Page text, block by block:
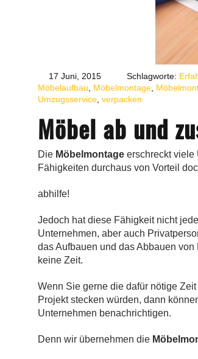
17 Juni, 2015 Schlagworte:
Möbelaufbau
Möbelmontage
Umzugsservice verpacken
Möbel ab und
Die Möbelmontage erschreckt viele
Fähigkeiten durchaus von Vorteil
abhilfe!
Jedoch hat diese Fähigkeit nicht
Unternehmen, aber auch
das Aufbauen und das Abbauen von
keine Zeit.
Wenn Sie gerne die dafür nötige
Projekt stecken würden, dann
Unternehmen benachrichtigen.
Denn wir übernehmen die